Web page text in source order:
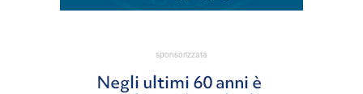
sponsorizzata